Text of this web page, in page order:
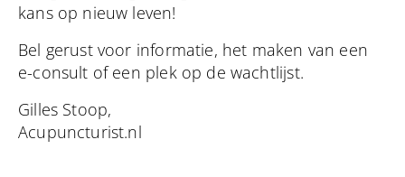
kans op nieuw leven!
Bel gerust voor informatie, het maken van een
e-consult of een plek op de wachtlijst.
Gilles Stoop,
Acupuncturist.nl